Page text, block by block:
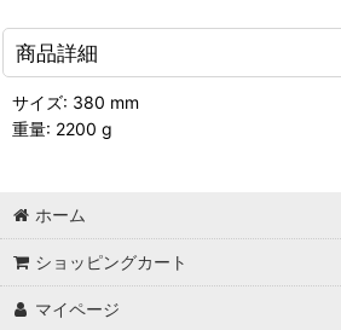
商品詳細
サイズ: 380 mm
重量: 2200 g
ホーム
ショッピングカート
マイページ